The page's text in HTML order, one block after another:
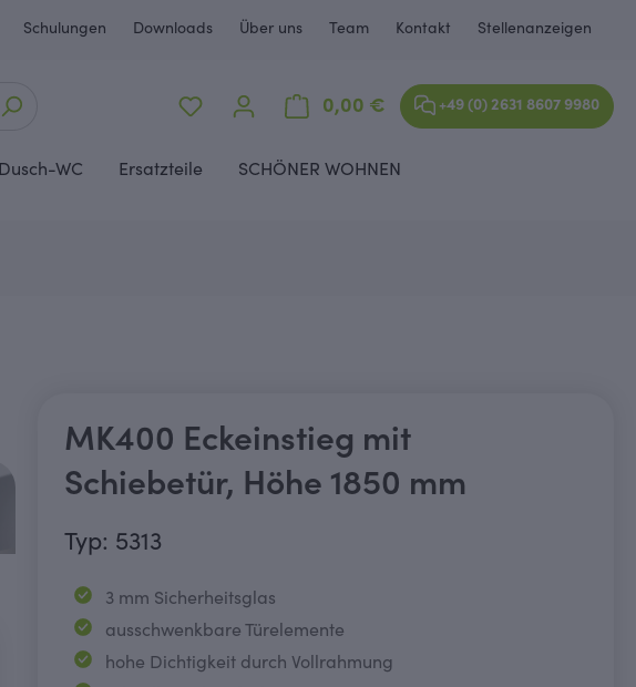
Schulungen Downloads Über uns Team Kontakt Stellenanzeigen
0,00 €Warenkorb enthält 0
+49 (0) 2631 8607 9980
Dusch-WC Ersatzteile SCHÖNER WOHNEN
MK400 Eckeinstieg mit
Schiebetür, Höhe 1850 mm
Typ: 5313
3 mm Sicherheitsglas
ausschwenkbare Türelemente
hohe Dichtigkeit durch Vollrahmung